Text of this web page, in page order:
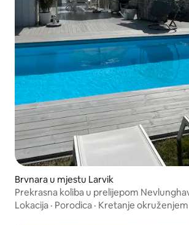
Brvnara u mjestu Larvik
Prekrasna koliba u prelijepom
Lokacija · Porodica · Kretanje okruženjem